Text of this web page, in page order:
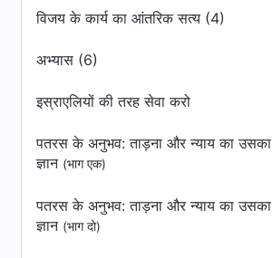
विजय के कार्य का आंतरिक सत्य (4)
अभ्यास (6)
इस्राएलियों की तरह सेवा करो
पतरस के अनुभव: ताड़ना और न्याय का उसका
ज्ञान (भाग एक)
पतरस के अनुभव: ताड़ना और न्याय का उसका
ज्ञान (भाग दो)